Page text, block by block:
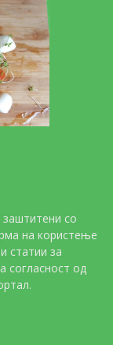
со
на користење
статии за
согласност од